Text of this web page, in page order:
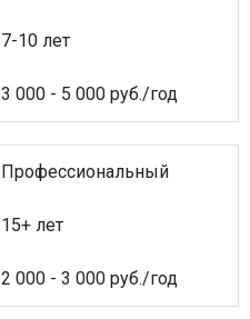
7-10 лет
3 000 - 5 000 руб./год
Профессиональный
15+ лет
2 000 - 3 000 руб./год